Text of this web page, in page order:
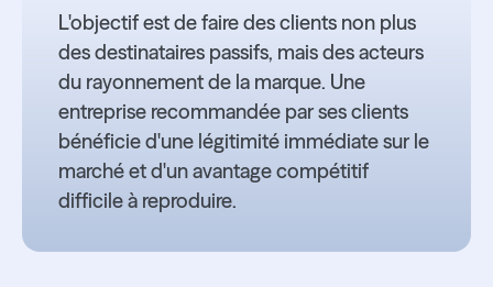
L'objectif est de faire des clients non plus
des destinataires passifs, mais des acteurs
du rayonnement de la marque. Une
entreprise recommandée par ses clients
bénéficie d'une légitimité immédiate sur le
marché et d'un avantage compétitif
difficile à reproduire.